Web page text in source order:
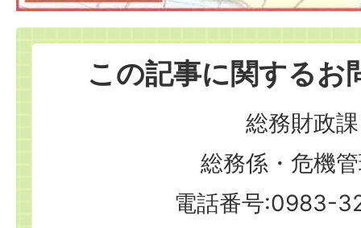
この記事に関するお
総務財政課
総務係・危機
電話番号:0983-